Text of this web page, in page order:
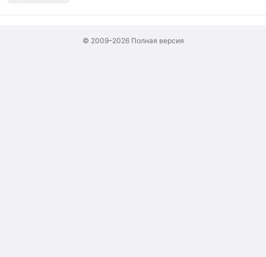
© 2009–2026 Полная версия